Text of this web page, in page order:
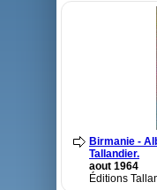
Birmanie -
Tallandier.
aout 1964
Éditions